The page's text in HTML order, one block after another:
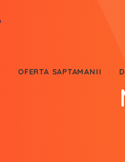
OFERTA SAPTAMANII